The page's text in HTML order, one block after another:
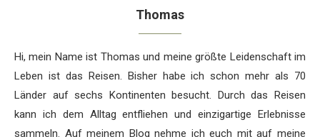
Thomas
Hi, mein Name ist Thomas und meine größte Leidenschaft im
Leben ist das Reisen. Bisher habe ich schon mehr als 70
Länder auf sechs Kontinenten besucht. Durch das Reisen
kann ich dem Alltag entfliehen und einzigartige Erlebnisse
sammeln. Auf meinem Blog nehme ich euch mit auf meine